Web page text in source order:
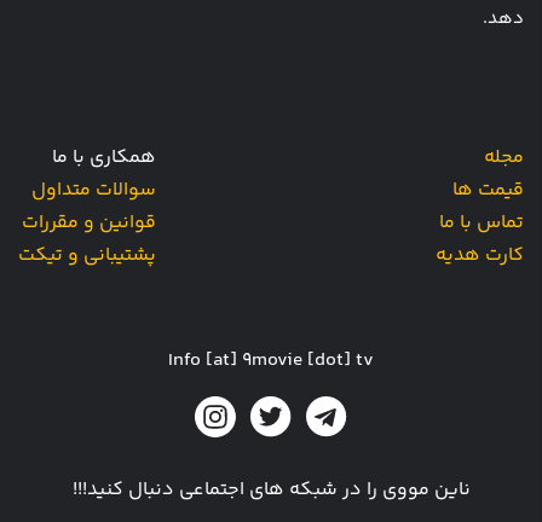
دهد.
مجله
قیمت ها
تماس با ما
کارت هدیه
همکاری با ما
سوالات متداول
قوانین و مقررات
پشتیبانی و تیکت
Info [at] 9movie [dot] tv
ناین مووی را در شبکه های اجتماعی دنبال کنید!!!